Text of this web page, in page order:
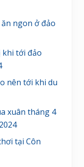
ngon ở đảo
khi tới đảo
nên tới khi du
xuân tháng 4
tại Côn